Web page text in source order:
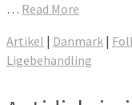
… Read More
Artikel | Danmark |
Ligebehandling